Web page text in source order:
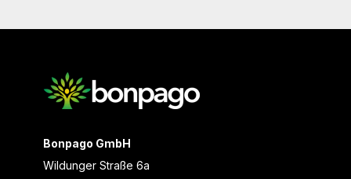
Bonpago GmbH
Wildunger Straße 6a